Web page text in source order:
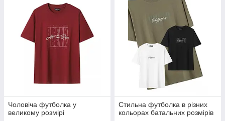
Чоловіча футболка у
великому розмірі
Стильна футболка в різних
кольорах батальних розмірів